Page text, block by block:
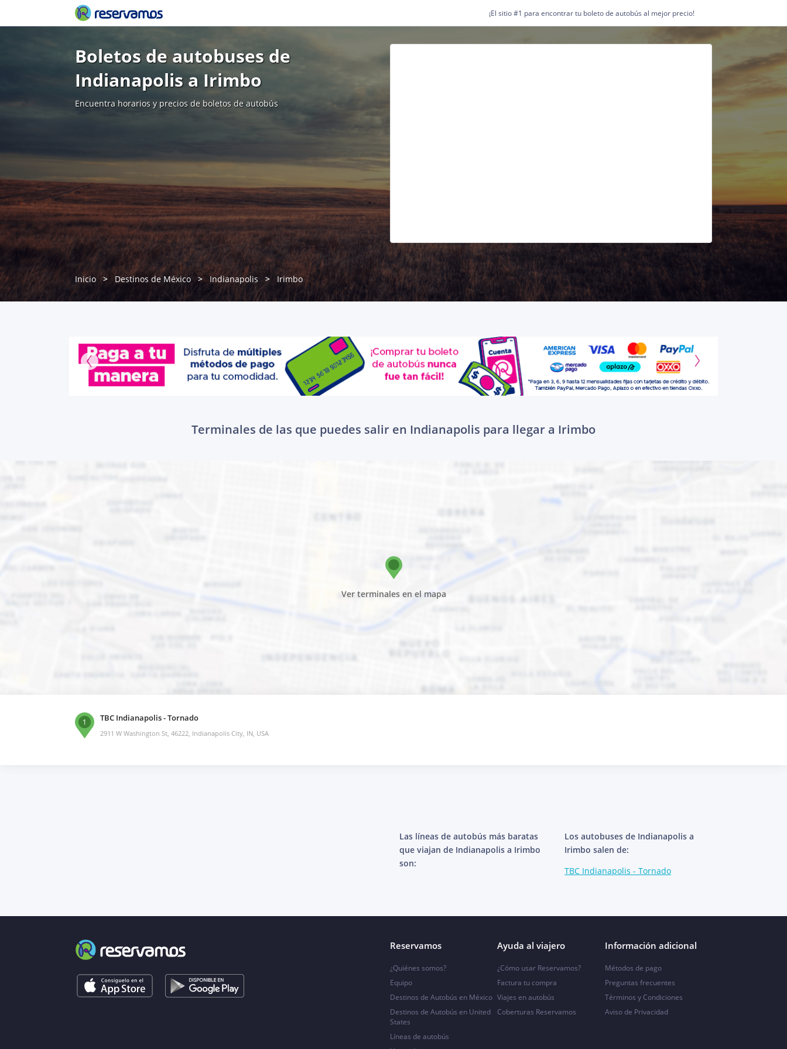
¡El sitio #1 para encontrar tu boleto de autobús al mejor precio!
Boletos de autobuses de
Indianapolis a Irimbo
Encuentra horarios y precios de boletos de autobús
Inicio Destinos de México Indianapolis Irimbo
Terminales de las que puedes salir en Indianapolis para llegar a Irimbo
Ver terminales en el mapa
1 TBC Indianapolis - Tornado
2911 W Washington St, 46222, Indianapolis City, IN, USA
Las líneas de autobús más baratas
que viajan de Indianapolis a Irimbo
son:
Los autobuses de Indianapolis a
Irimbo salen de:
TBC Indianapolis - Tornado
Reservamos
¿Quiénes somos?
Equipo
Destinos de Autobús en México
Destinos de Autobús en United
States
Líneas de autobús
Ayuda al viajero
¿Cómo usar Reservamos?
Factura tu compra
Viajes en autobús
Coberturas Reservamos
Información adicional
Métodos de pago
Preguntas frecuentes
Términos y Condiciones
Aviso de Privacidad